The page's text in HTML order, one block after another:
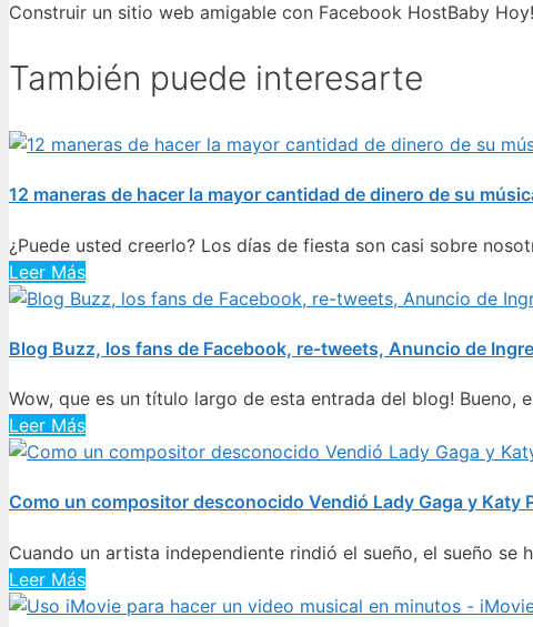
Construir un sitio web amigable con Facebook HostBaby Hoy!
También puede interesarte
12 maneras de hacer la mayor cantidad de dinero de su
¿Puede usted creerlo? Los días de fiesta son casi sobre
Leer Más
Blog Buzz, los fans de Facebook, re-tweets, Anuncio de
Wow, que es un título largo de esta entrada del blog! Bueno,
Leer Más
Como un compositor desconocido Vendió Lady Gaga y Katy
Cuando un artista independiente rindió el sueño, el sueño
Leer Más